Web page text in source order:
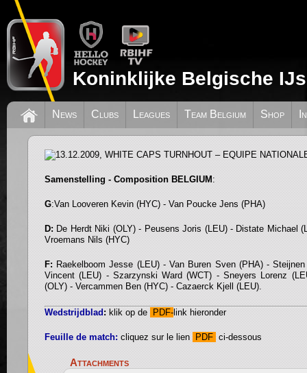
Koninklijke Belgische
News Clubs Leagues Team Belgium Shop
13.12.2009, WHITE CAPS TURNHOUT
NATIONALE SENIORS: 5-5
Samenstelling - Composition BELGIUM :
G:Van Looveren Kevin (HYC) - Van Poucke Jens (PHA)
D: De Herdt Niki (OLY) - Peusens Joris (LEU) - Distate Michael
Vroemans Nils (HYC)
F: Raekelboom Jesse (LEU) - Van Buren Sven (PHA) -
Vincent (LEU) - Szarzynski Ward (WCT) - Sneyers Lorenz
(OLY) - Vercammen Ben (HYC) - Cazaerck Kjell (LEU).
Wedstrijdblad : klik op de PDF- link hieronder
Feuille de match: cliquez sur le lien PDF ci-dessous
Attachments